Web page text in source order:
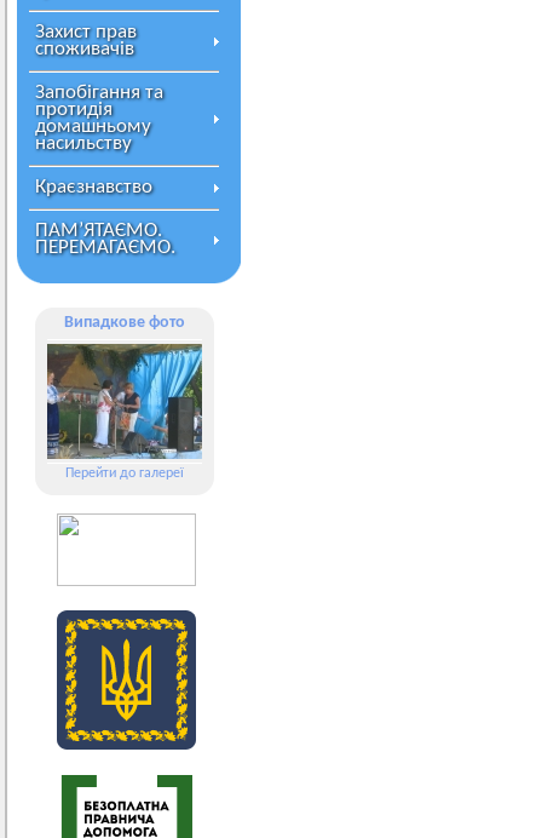
Захист прав
споживачів
Запобігання та
протидія
домашньому
насильству
Краєзнавство
ПАМ’ЯТАЄМО.
ПЕРЕМАГАЄМО.
Випадкове фото
Перейти до галереї